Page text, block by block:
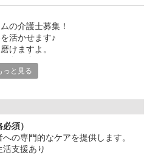
の介護士募集！
活かせます♪
けますよ。
を応援します。
ます。
です。
っと見る
須）
の専門的なケアを提供します。
支援あり